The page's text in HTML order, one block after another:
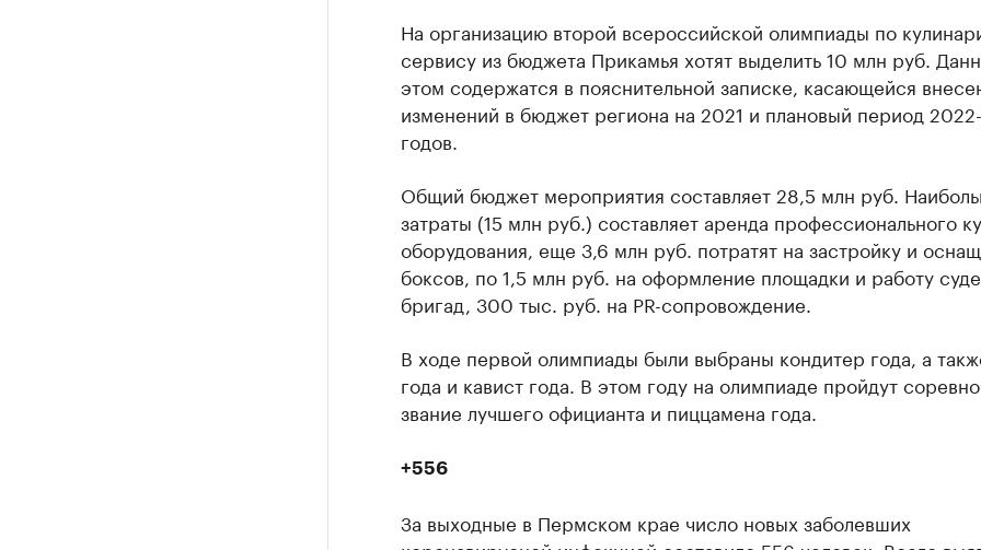
На организацию второй всероссийской олимпиады по
сервису из бюджета Прикамья хотят выделить 10 млн руб.
этом содержатся в пояснительной записке, касающейся
изменений в бюджет региона на 2021 и плановый период
годов.
Общий бюджет мероприятия составляет 28,5 млн руб.
затраты (15 млн руб.) составляет аренда профессионального
оборудования, еще 3,6 млн руб. потратят на застройку и
боксов, по 1,5 млн руб. на оформление площадки и работу
бригад, 300 тыс. руб. на PR-сопровождение.
В ходе первой олимпиады были выбраны кондитер года, а
года и кавист года. В этом году на олимпиаде пройдут
звание лучшего официанта и пиццамена года.
+556
За выходные в Пермском крае число новых заболевших